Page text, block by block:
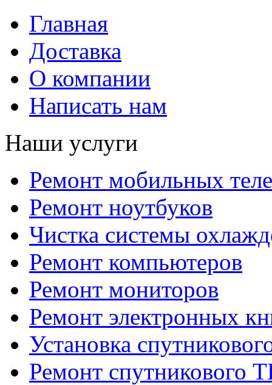
Главная
Доставка
О компании
Написать нам
Наши услуги
Ремонт мобильных
Ремонт ноутбуков
Чистка системы
Ремонт компьютеров
Ремонт мониторов
Ремонт электронных
Установка
Ремонт спутникового